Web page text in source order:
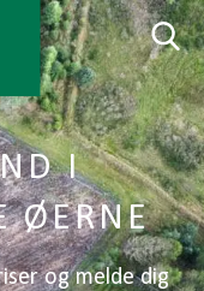
I
ØERNE
og melde dig